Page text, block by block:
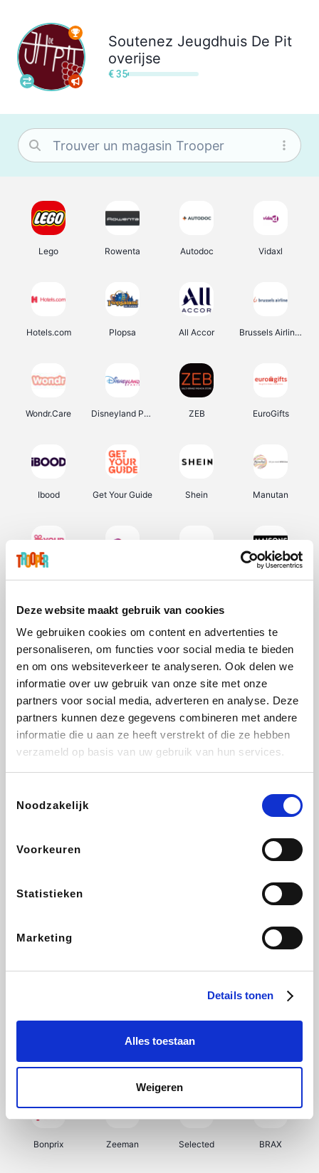
Deze website maakt gebruik van cookies
We gebruiken cookies om content en advertenties te
personaliseren, om functies voor social media te bieden
en om ons websiteverkeer te analyseren. Ook delen we
informatie over uw gebruik van onze site met onze
partners voor social media, adverteren en analyse. Deze
partners kunnen deze gegevens combineren met andere
informatie die u aan ze heeft verstrekt of die ze hebben
verzameld op basis van uw gebruik van hun services.
Noodzakelijk
Voorkeuren
Statistieken
Marketing
Details tonen
Alles toestaan
Weigeren
Soutenez Jeugdhuis De Pit
overijse
€ 35
Lego Rowenta Autodoc Vidaxl
Hotels.com Plopsa All Accor Brussels Airlines
Wondr.Care Disneyland Paris ZEB EuroGifts
Ibood Get Your Guide Shein Manutan
Sarenza Interhome Schiesser Bolt Energie
DeubaXXL
Ekoi About You
My Jewellery Tennis Point Samsung Delonghi
Bonprix Zeeman Selected BRAX